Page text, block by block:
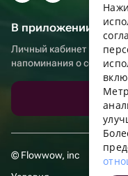
В приложении еще
Личный кабинет
напоминания о событиях
© Flowwow, inc